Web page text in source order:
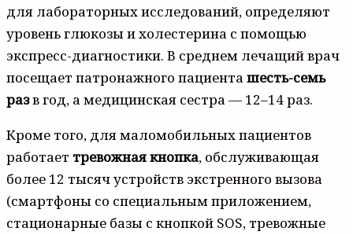
для лабораторных исследований, определяют
уровень глюкозы и холестерина с помощью
экспресс-диагностики. В среднем лечащий врач
посещает патронажного пациента шесть-семь
разв год, а медицинская сестра — 12–14 раз.
Кроме того, для маломобильных пациентов
работает тревожная кнопка, обслуживающая
более 12 тысяч устройств экстренного вызова
(смартфоны со специальным приложением,
стационарные базы с кнопкой SOS, тревожные